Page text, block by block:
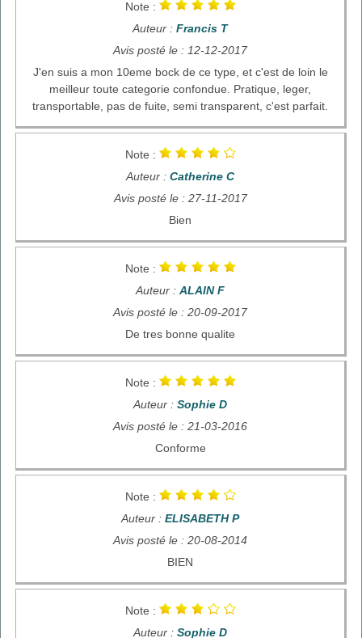
Note :
Auteur : Francis T
Avis posté le : 12-12-2017
J'en suis a mon 10eme bock de ce type, et c'est de loin le
meilleur toute categorie confondue. Pratique, leger,
transportable, pas de fuite, semi transparent, c'est parfait.
Note :
Auteur : Catherine C
Avis posté le : 27-11-2017
Bien
Note :
Auteur : ALAIN F
Avis posté le : 20-09-2017
De tres bonne qualite
Note :
Auteur : Sophie D
Avis posté le : 21-03-2016
Conforme
Note :
Auteur : ELISABETH P
Avis posté le : 20-08-2014
BIEN
Note :
Auteur : Sophie D